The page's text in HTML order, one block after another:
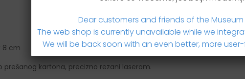
8 cm
prešanog kartona, precizno rezani laserom.
Dear customers and friends of the Museum
The web shop is currently unavailable while we
We will be back soon with an even better, more